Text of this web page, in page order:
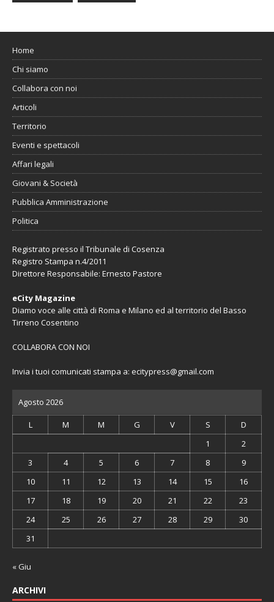
Home
Chi siamo
Collabora con noi
Articoli
Territorio
Eventi e spettacoli
Affari legali
Giovani & Società
Pubblica Amministrazione
Politica
Registrato presso il Tribunale di Cosenza
Registro Stampa n.4/2011
Direttore Responsabile: Ernesto Pastore
eCity Magazine
Diamo voce alle città di Roma e Milano ed al territorio del Basso
Tirreno Cosentino
COLLABORA CON NOI
Invia i tuoi comunicati stampa a: ecitypress@gmail.com
Agosto 2026
L M M G V S
D
1
2
3
4 5 6 7 8
9
10
11 12 13 14 15
16
17
18 19 20 21 22
23
24
25 26 27 28 29
30
31
« Giu
ARCHIVI